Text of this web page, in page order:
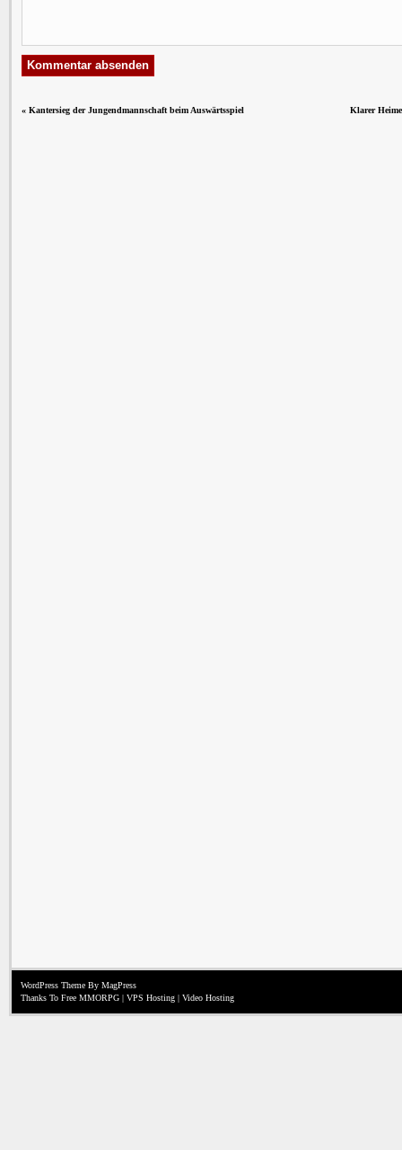
« Kantersieg der Jungendmannschaft beim Auswärtsspiel Klarer
WordPress Theme By MagPress
Thanks To Free MMORPG | VPS Hosting | Video Hosting